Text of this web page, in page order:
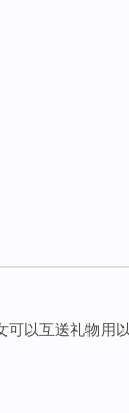
可以互送礼物用